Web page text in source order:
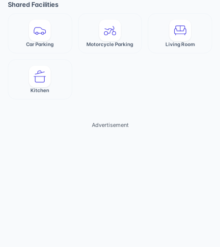
Shared Facilities
Car Parking Motorcycle Parking Living Room
Kitchen
Advertisement